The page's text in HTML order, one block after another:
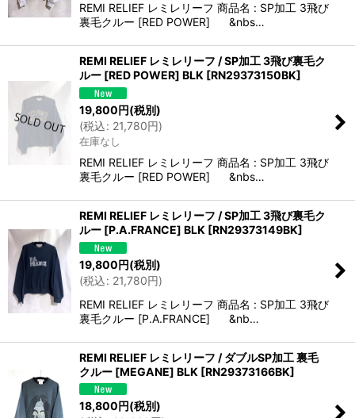
REMI RELIEF レミレリーフ 商品名 : SP加工 3飛び
裏毛クルー [RED POWER] &nbs…
REMI RELIEF レミレリーフ / SP加工 3飛び裏毛ク
ルー [RED POWER] BLK [RN29373150BK]
19,800円(税別)
(税込: 21,780円)
在庫なし
REMI RELIEF レミレリーフ 商品名 : SP加工 3飛び
裏毛クルー [RED POWER] &nbs…
REMI RELIEF レミレリーフ / SP加工 3飛び裏毛ク
ルー [P.A.FRANCE] BLK [RN29373149BK]
19,800円(税別)
(税込: 21,780円)
REMI RELIEF レミレリーフ 商品名 : SP加工 3飛び
裏毛クルー [P.A.FRANCE] &nb…
REMI RELIEF レミレリーフ / ダブルSP加工 裏毛
クルー [MEGANE] BLK [RN29373166BK]
18,800円(税別)